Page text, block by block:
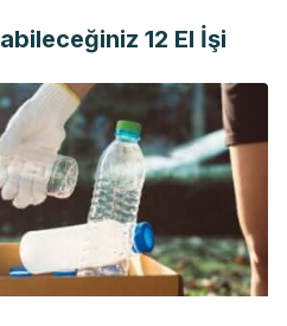
12 El İşi